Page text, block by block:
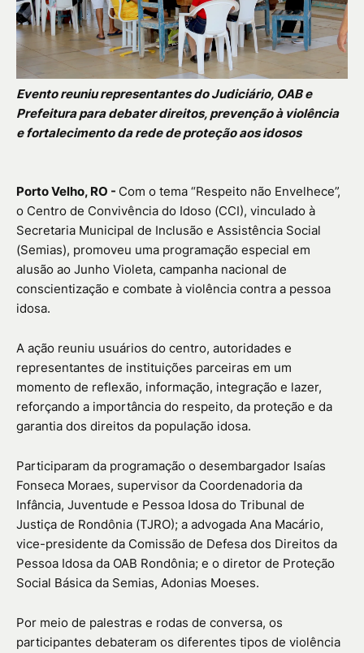
Evento reuniu representantes do Judiciário, OAB e
Prefeitura para debater direitos, prevenção à violência
e fortalecimento da rede de proteção aos idosos
Porto Velho, RO - Com o tema “Respeito não Envelhece”,
o Centro de Convivência do Idoso (CCI), vinculado à
Secretaria Municipal de Inclusão e Assistência Social
(Semias), promoveu uma programação especial em
alusão ao Junho Violeta, campanha nacional de
conscientização e combate à violência contra a pessoa
idosa.
A ação reuniu usuários do centro, autoridades e
representantes de instituições parceiras em um
momento de reflexão, informação, integração e lazer,
reforçando a importância do respeito, da proteção e da
garantia dos direitos da população idosa.
Participaram da programação o desembargador Isaías
Fonseca Moraes, supervisor da Coordenadoria da
Infância, Juventude e Pessoa Idosa do Tribunal de
Justiça de Rondônia (TJRO); a advogada Ana Macário,
vice-presidente da Comissão de Defesa dos Direitos da
Pessoa Idosa da OAB Rondônia; e o diretor de Proteção
Social Básica da Semias, Adonias Moeses.
Por meio de palestras e rodas de conversa, os
participantes debateram os diferentes tipos de violência